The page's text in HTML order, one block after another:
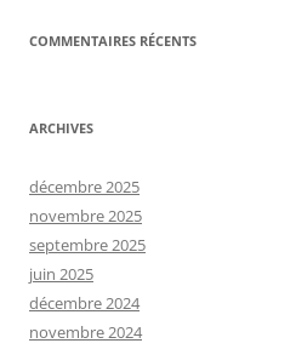
COMMENTAIRES RÉCENTS
ARCHIVES
décembre 2025
novembre 2025
septembre 2025
juin 2025
décembre 2024
novembre 2024